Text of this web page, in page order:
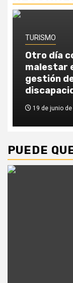
TURISMO
Otro día
malestar
gestión
19 de junio
PUEDE